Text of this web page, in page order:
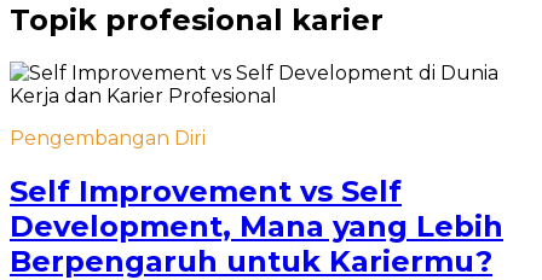
Topik profesional karier
Pengembangan Diri
Self Improvement vs Self
Development, Mana yang Lebih
Berpengaruh untuk Kariermu?